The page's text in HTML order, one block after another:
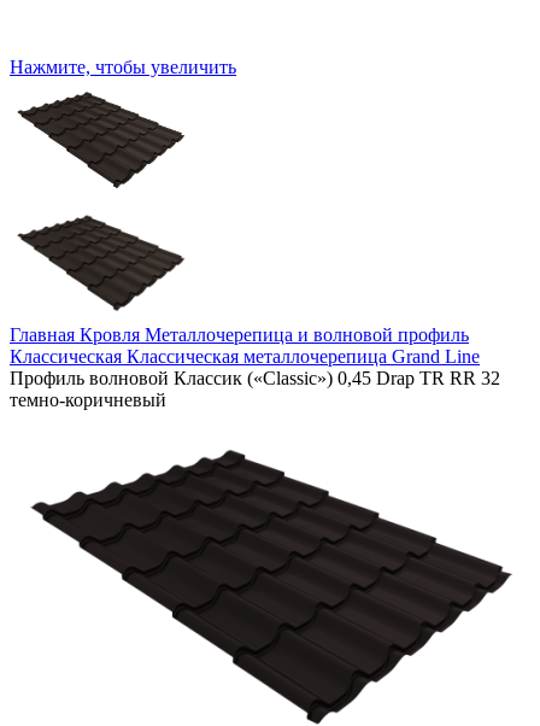
Нажмите, чтобы увеличить
Главная Кровля Металлочерепица и волновой профиль
Классическая Классическая металлочерепица Grand Line
Профиль волновой Классик («Classic») 0,45 Drap TR RR 32
темно-коричневый